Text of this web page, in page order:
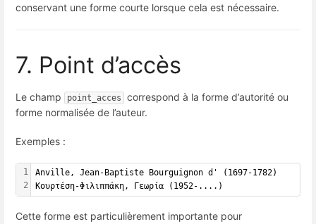
conservant une forme courte lorsque cela est nécessaire.
7. Point d’accès
Le champ point_acces
correspond à la forme d’autorité ou
forme normalisée de l’auteur.
Exemples :
1
2
Anville, Jean-Baptiste Bourguignon d' (1697-1782)
Κουρτέση-Φιλιππάκη, Γεωρία (1952-....)
Cette forme est particulièrement importante pour